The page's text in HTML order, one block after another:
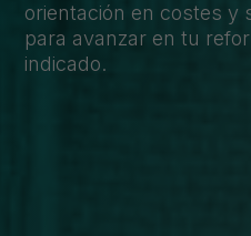
orientación en costes y
para avanzar en tu
indicado.